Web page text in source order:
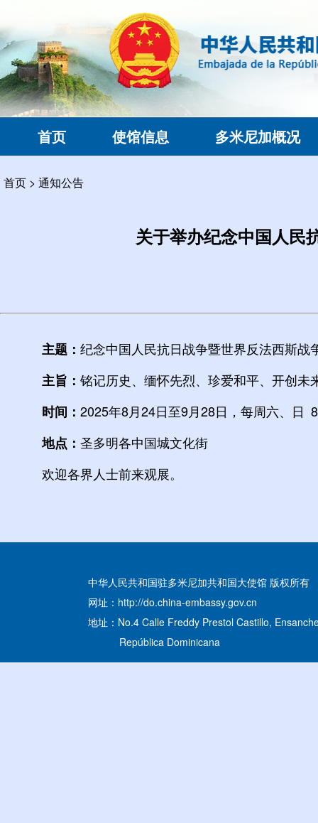
首页 使馆信息 多米尼加概况
首页 > 通知公告
关于举办纪念中国人民
主题： 纪念中国人民抗日战争暨世界反法西斯战
主旨： 铭记历史、缅怀先烈、珍爱和平、开创未
时间： 2025年8月24日至9月28日，每周六、日
地点： 圣多明各中国城文化街
欢迎各界人士前来观展。
中华人民共和国驻多米尼加共和国大使馆 版权所有
网址：http://do.china-embassy.gov.cn
地址：No.4 Calle Freddy Prestol Castillo,
República Dominicana